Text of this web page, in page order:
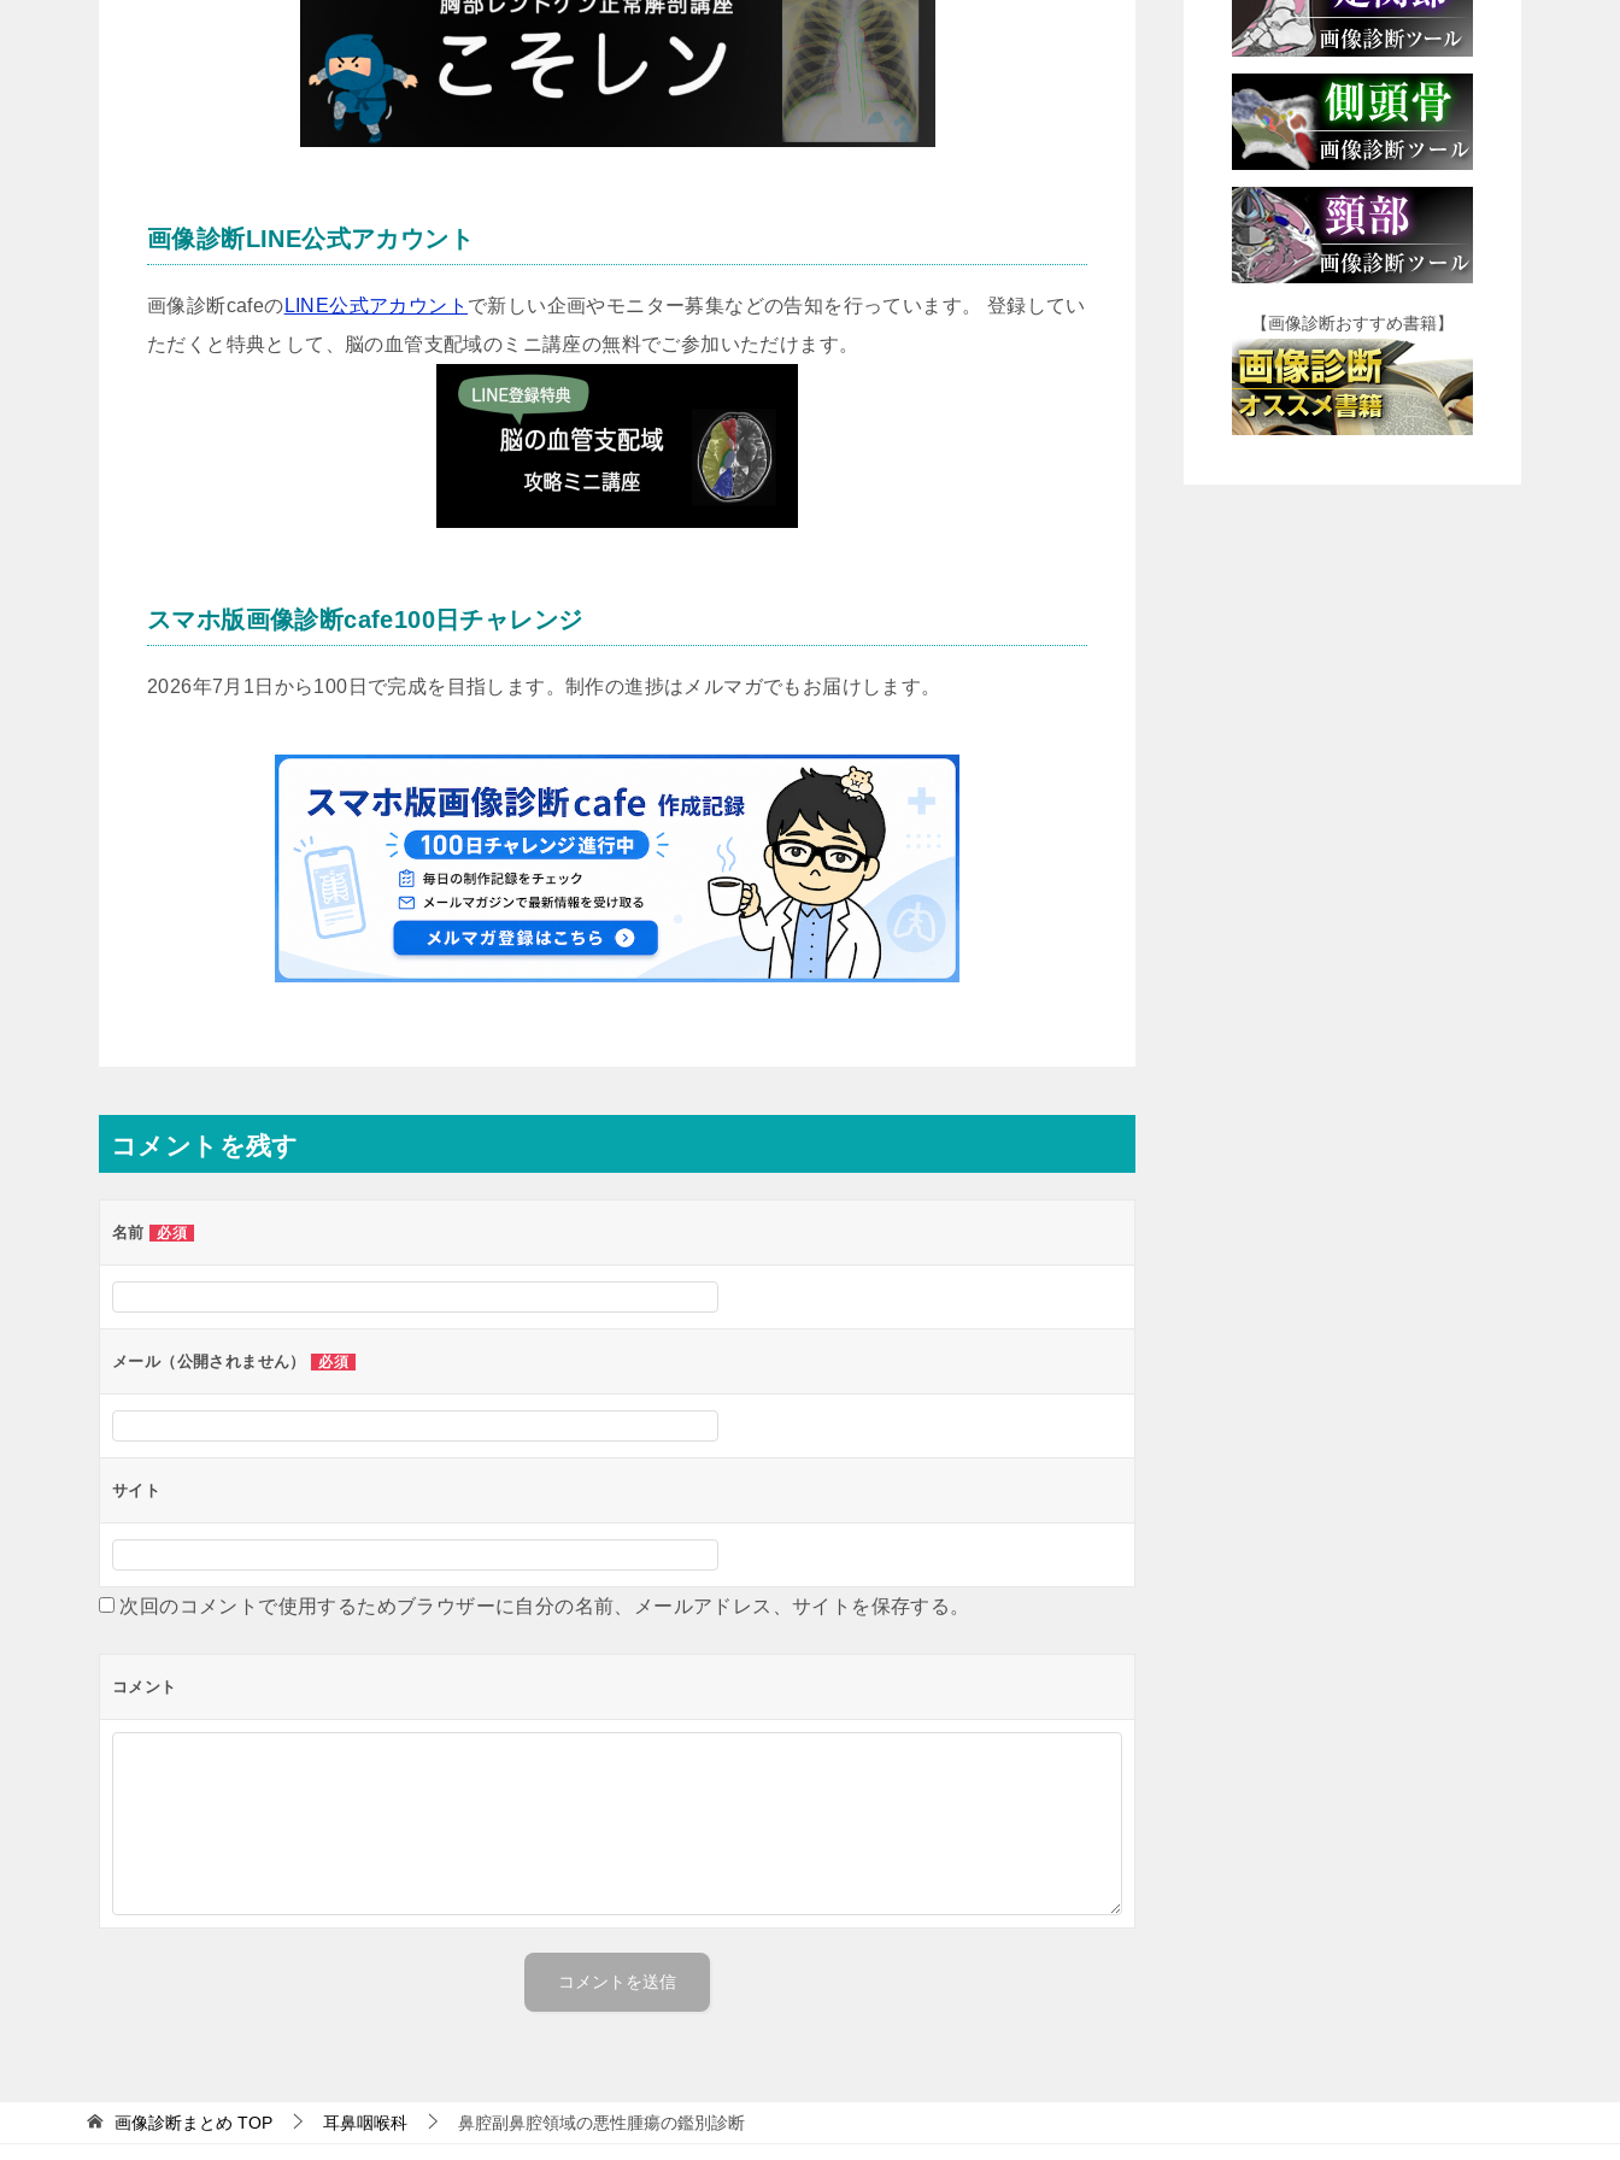
画像診断LINE公式アカウント
画像診断cafeの LINE公式アカウント で新しい企画やモニター募集などの告知を行っています。 登録してい
ただくと特典として、脳の血管支配域のミニ講座の無料でご参加いただけます。
スマホ版画像診断cafe100日チャレンジ
2026年7月1日から100日で完成を目指します。制作の進捗はメルマガでもお届けします。
コメントを残す
名前 必須
メール（公開されません） 必須
サイト
次回のコメントで使用するためブラウザーに自分の名前、メールアドレス、サイトを保存する。
コメント
【画像診断おすすめ書籍】
画像診断まとめ TOP 耳鼻咽喉科 鼻腔副鼻腔領域の悪性腫瘍の鑑別診断